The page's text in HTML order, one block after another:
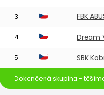
3 FBK
4 Dream
5 SBK
Dokončená skupina -